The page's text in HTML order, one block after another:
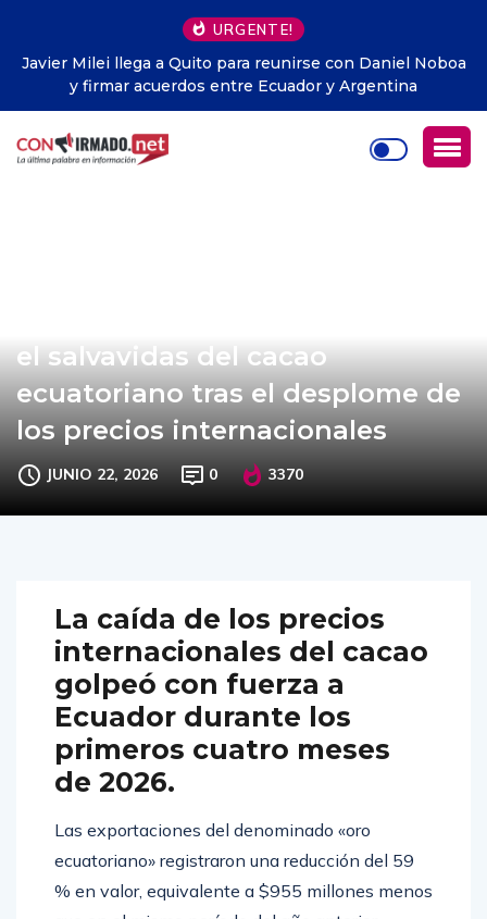
URGENTE!
Javier Milei llega a Quito para reunirse con Daniel Noboa
y firmar acuerdos entre Ecuador y Argentina
el salvavidas del cacao
ecuatoriano tras el desplome de
los precios internacionales
JUNIO 22, 2026 0 3370
La caída de los precios
internacionales del cacao
golpeó con fuerza a
Ecuador durante los
primeros cuatro meses
de 2026.
Las exportaciones del denominado «oro
ecuatoriano» registraron una reducción del 59
% en valor, equivalente a $955 millones menos